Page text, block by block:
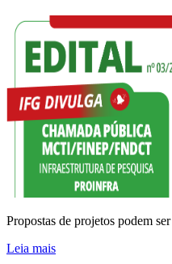
Propostas de projetos podem
Leia mais